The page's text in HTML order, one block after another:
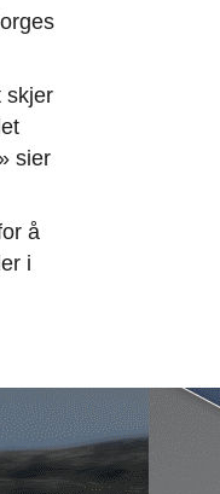
skjer
sier
å
i